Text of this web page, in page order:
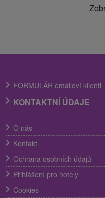
FORMULÁR emailoví klienti
KONTAKTNÍ ÚDAJE
O nás
Kontakt
Ochrana osobních údajů
Přihlášení pro hotely
Cookies